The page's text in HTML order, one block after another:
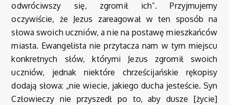
odwróciwszy się, zgromił ich”. Przyjmujemy
oczywiście, że Jezus zareagował w ten sposób na
słowa swoich uczniów, a nie na postawę mieszkańców
miasta. Ewangelista nie przytacza nam w tym miejscu
konkretnych słów, którymi Jezus zgromił swoich
uczniów, jednak niektóre chrześcijańskie rękopisy
dodają słowa: „nie wiecie, jakiego ducha jesteście. Syn
Człowieczy nie przyszedł po to, aby dusze [życie]